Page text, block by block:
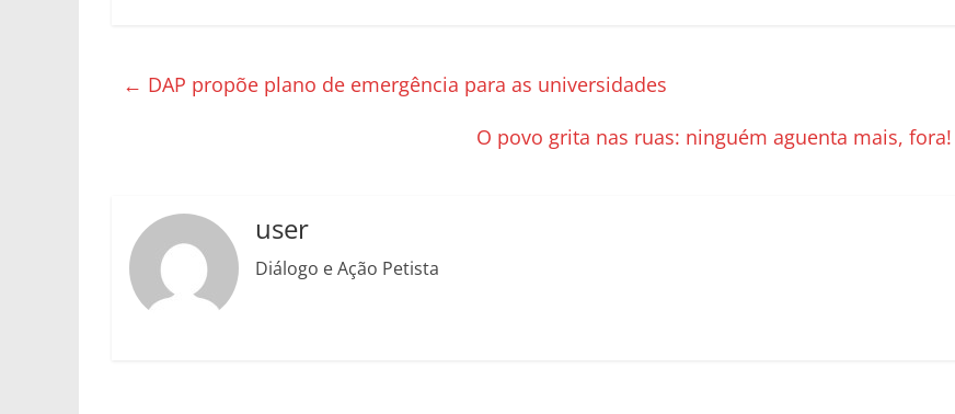
← DAP propõe plano de emergência para as universidades
O povo grita nas ruas: ninguém aguenta mais, fora!
user
Diálogo e Ação Petista